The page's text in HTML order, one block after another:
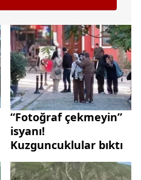
“Fotoğraf çekmeyin”
isyanı!
Kuzguncuklular bıktı